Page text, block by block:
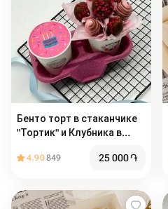
Бенто торт в стаканчике
"Тортик" и Клубника в
рождения
4.90849 25 000֏